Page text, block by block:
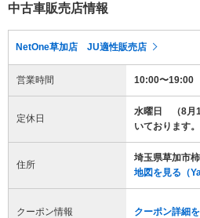
中古車販売店情報
NetOne草加店 JU適性販売店
営業時間 10:00〜19:00
定休日
水曜日 （8月
いております。
住所
埼玉県草加市
地図を見る（
クーポン情報 クーポン詳細